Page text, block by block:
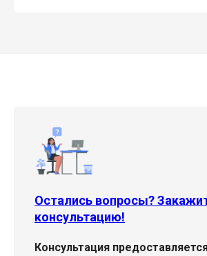
Остались вопросы?
консультацию!
Консультация